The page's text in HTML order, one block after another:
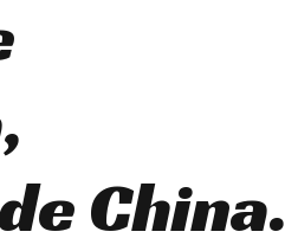
China.